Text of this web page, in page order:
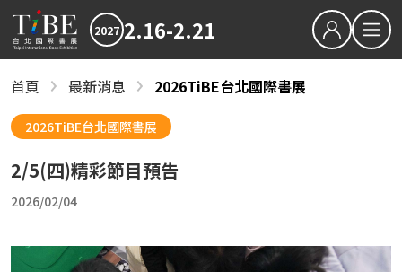
2027 2.16-2.21
2027台北國際書展大獎
2027金蝶獎
最新消息
2027TiBE台北國際書展
書展亮點
國際書展臺灣館
首頁 最新消息 2026TiBE台北國際書展
2026TiBE台北國際書展
2/5(四)精彩節目預告
2026/02/04